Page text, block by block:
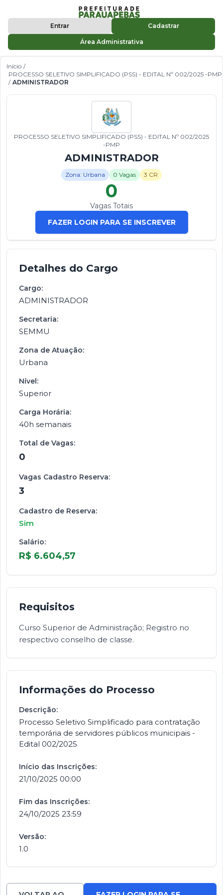
Entrar Cadastrar
Área Administrativa
Início /
PROCESSO SELETIVO SIMPLIFICADO (PSS) - EDITAL Nº 002/2025 -PMP
/ ADMINISTRADOR
PROCESSO SELETIVO SIMPLIFICADO (PSS) - EDITAL Nº 002/2025
-PMP
ADMINISTRADOR
Zona: Urbana 0 Vagas 3 CR
0
Vagas Totais
FAZER LOGIN PARA SE INSCREVER
Detalhes do Cargo
Cargo:
ADMINISTRADOR
Secretaria:
SEMMU
Zona de Atuação:
Urbana
Nível:
Superior
Carga Horária:
40h semanais
Total de Vagas:
0
Vagas Cadastro Reserva:
3
Cadastro de Reserva:
Sim
Salário:
R$ 6.604,57
Requisitos
Curso Superior de Administração; Registro no
respectivo conselho de classe.
Informações do Processo
Descrição:
Processo Seletivo Simplificado para contratação
temporária de servidores públicos municipais -
Edital 002/2025
Início das Inscrições:
21/10/2025 00:00
Fim das Inscrições:
24/10/2025 23:59
Versão:
1.0